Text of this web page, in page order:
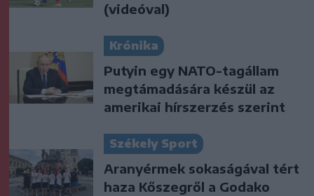
(videóval)
Krónika
Putyin egy NATO-tagállam
megtámadására készül az
amerikai hírszerzés szerint
Székely Sport
Aranyérmek sokaságával tért
haza Kőszegről a Godako